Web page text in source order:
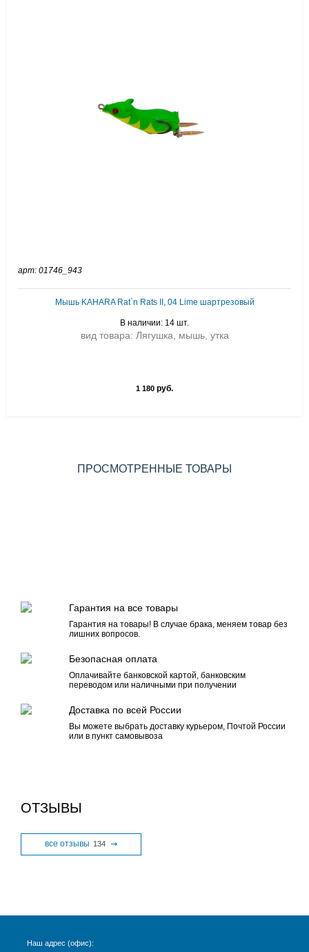
арт: 01746_943
Мышь KAHARA Rat`n Rats II, 04 Lime шартрезовый
В наличии: 14 шт.
вид товара: Лягушка, мышь, утка
1 180 руб.
ПРОСМОТРЕННЫЕ ТОВАРЫ
Гарантия на все товары
Гарантия на товары! В случае брака, меняем товар без
лишних вопросов.
Безопасная оплата
Оплачивайте банковской картой, банковским
переводом или наличными при получении
Доставка по всей России
Вы можете выбрать доставку курьером, Почтой России
или в пункт самовывоза
ОТЗЫВЫ
все отзывы 134
Наш адрес (офис):